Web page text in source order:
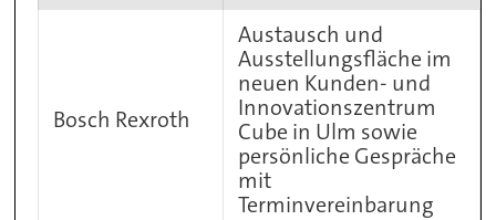
Bosch Rexroth
Austausch und
Ausstellungsfläche im
neuen Kunden- und
Innovationszentrum
Cube in Ulm sowie
persönliche Gespräche
mit
Terminvereinbarung